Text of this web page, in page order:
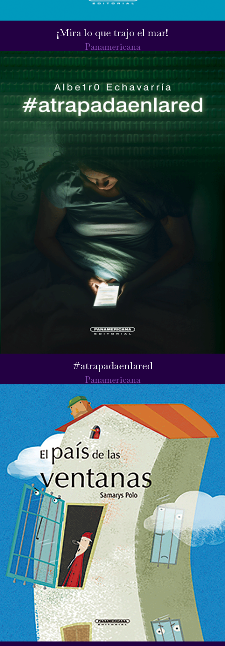
¡Mira lo que trajo el mar!
Panamericana
#atrapadaenlared
Panamericana